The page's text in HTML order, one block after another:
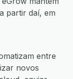
partir daí, em
entre
novos